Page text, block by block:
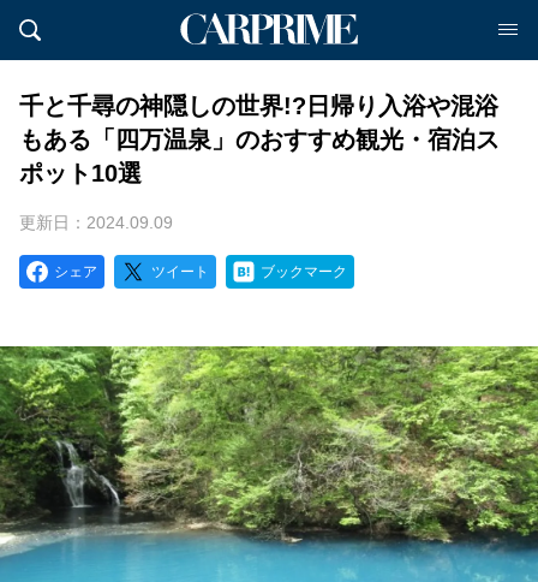
千と千尋の神隠しの世界!?日帰り入浴や混浴
もある「四万温泉」のおすすめ観光・宿泊ス
ポット10選
更新日：2024.09.09
シェア ツイート ブックマーク